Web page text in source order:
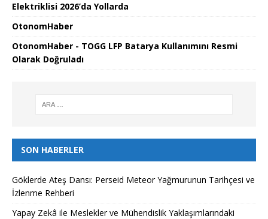
Elektriklisi 2026’da Yollarda
OtonomHaber
OtonomHaber - TOGG LFP Batarya Kullanımını Resmi
Olarak Doğruladı
SON HABERLER
Göklerde Ateş Dansı: Perseid Meteor Yağmurunun Tarihçesi ve
İzlenme Rehberi
Yapay Zekâ ile Meslekler ve Mühendislik Yaklaşımlarındaki